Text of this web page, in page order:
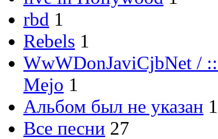
rbd 1
Rebels 1
WwWDonJaviCjbNet /
Mejo 1
Альбом был не указан
Все песни 27